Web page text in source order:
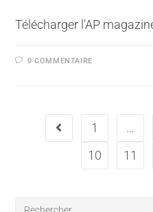
Télécharger l'AP
0 COMMENTAIRE
1 …
10
11